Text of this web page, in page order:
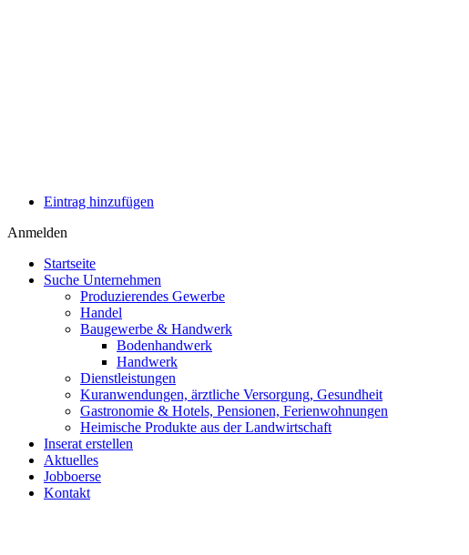
Eintrag hinzufügen
Anmelden
Startseite
Suche Unternehmen
Produzierendes Gewerbe
Handel
Baugewerbe & Handwerk
Bodenhandwerk
Handwerk
Dienstleistungen
Kuranwendungen, ärztliche Versorgung, Gesundheit
Gastronomie & Hotels, Pensionen, Ferienwohnungen
Heimische Produkte aus der Landwirtschaft
Inserat erstellen
Aktuelles
Jobboerse
Kontakt